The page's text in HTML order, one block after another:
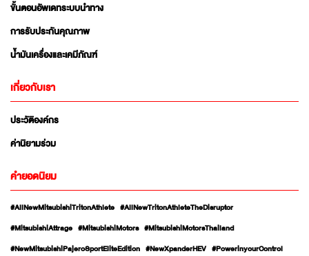
ขั้นตอนอัพเดทระบบนำทาง
การรับประกันคุณภาพ
น้ำมันเครื่องและเคมีภัณฑ์
เกี่ยวกับเรา
ประวัติองค์กร
ค่านิยามร่วม
คำยอดนิยม
#AllNewMitsubishiTritonAthlete #AllNewTritonAthleteTheDisruptor
#MitsubishiAttrage #MitsubishiMotors #MitsubishiMotorsThailand
#NewMitsubishiPajeroSportEliteEdition #NewXpanderHEV #PowerinyourControl